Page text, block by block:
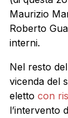
Maurizio
Roberto
interni.
Nel resto
vicenda del
eletto con
l’intervento